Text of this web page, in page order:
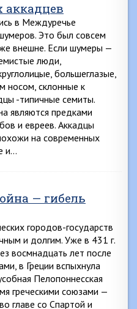
в Междуречье
Это был совсем
внешне. Если шумеры —
люди,
большеглазые,
носом, склонные к
-типичные семиты.
являются предками
и евреев. Аккадцы
на современных
и…
— гибель
городов-государств
и долгим. Уже в 431 г.
восмнадцать лет после
в Греции вспыхнула
Пелопоннесская
греческими союзами —
главе со Спартой и